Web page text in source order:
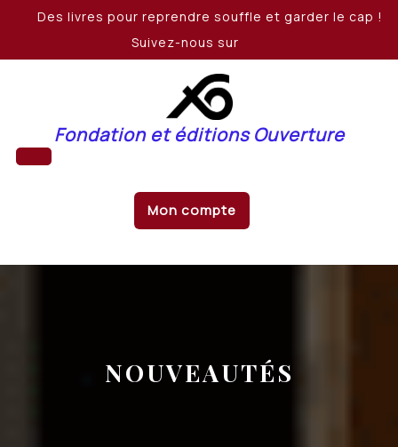
Des livres pour reprendre souffle et garder le cap !
Suivez-nous sur
Fondation et éditions Ouverture
Mon compte
NOUVEAUTÉS